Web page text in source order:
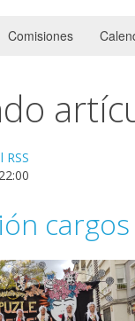
Comisiones
RSS